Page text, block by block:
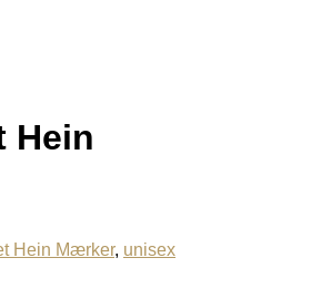
Hein
Hein Mærker, unisex